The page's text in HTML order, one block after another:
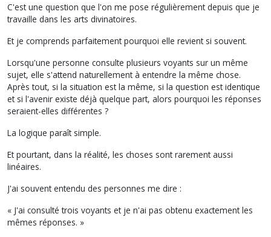
C'est une question que l'on me pose régulièrement depuis que je
travaille dans les arts divinatoires.
Et je comprends parfaitement pourquoi elle revient si souvent.
Lorsqu'une personne consulte plusieurs voyants sur un même
sujet, elle s'attend naturellement à entendre la même chose.
Après tout, si la situation est la même, si la question est identique
et si l'avenir existe déjà quelque part, alors pourquoi les réponses
seraient-elles différentes ?
La logique paraît simple.
Et pourtant, dans la réalité, les choses sont rarement aussi
linéaires.
J'ai souvent entendu des personnes me dire :
« J'ai consulté trois voyants et je n'ai pas obtenu exactement les
mêmes réponses. »